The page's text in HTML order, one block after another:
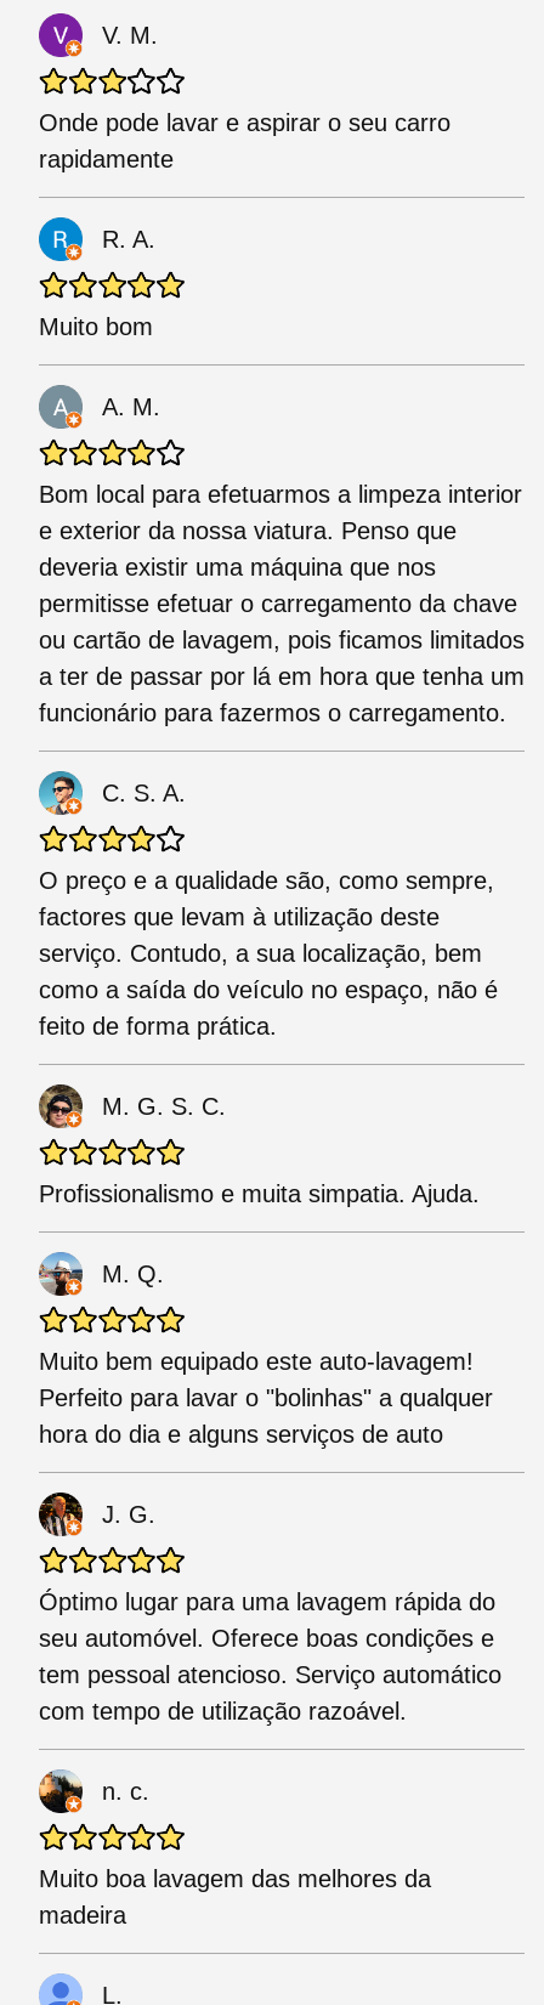
V. M.
Onde pode lavar e aspirar o seu carro
rapidamente
R. A.
Muito bom
A. M.
Bom local para efetuarmos a limpeza interior
e exterior da nossa viatura. Penso que
deveria existir uma máquina que nos
permitisse efetuar o carregamento da chave
ou cartão de lavagem, pois ficamos limitados
a ter de passar por lá em hora que tenha um
funcionário para fazermos o carregamento.
C. S. A.
O preço e a qualidade são, como sempre,
factores que levam à utilização deste
serviço. Contudo, a sua localização, bem
como a saída do veículo no espaço, não é
feito de forma prática.
M. G. S. C.
Profissionalismo e muita simpatia. Ajuda.
M. Q.
Muito bem equipado este auto-lavagem!
Perfeito para lavar o "bolinhas" a qualquer
hora do dia e alguns serviços de auto
J. G.
Óptimo lugar para uma lavagem rápida do
seu automóvel. Oferece boas condições e
tem pessoal atencioso. Serviço automático
com tempo de utilização razoável.
n. c.
Muito boa lavagem das melhores da
madeira
L.